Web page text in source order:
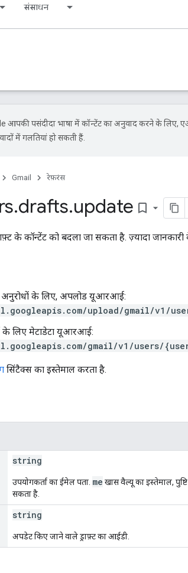
संसाधन
आपकी पसंदीदा भाषा में कॉन्टेंट का अनुवाद करने के लिए,
में गलतियां हो सकती हैं.
Gmail रेफ़रंस
.drafts.update bookmark_border
के कॉन्टेंट को बदला जा सकता है. ज़्यादा
अनुरोधों के लिए, अपलोड यूआरआई:
upload/gmail/v1/
के लिए मेटाडेटा यूआरआई:
gmail/v1/users/
सिंटैक्स का इस्तेमाल करता है.
string
उपयोगकर्ता का ईमेल पता. me खास वैल्यू का इस्तेमाल,
सकता है.
string
अपडेट किए जाने वाले ड्राफ़्ट का आईडी.